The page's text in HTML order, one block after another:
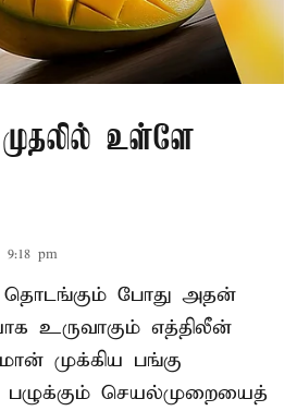
உள்ளே
9:18 pm
தொடங்கும் போது அதன்
உருவாகும் எத்திலீன்
முக்கிய பங்கு
பழுக்கும் செயல்முறையைத்